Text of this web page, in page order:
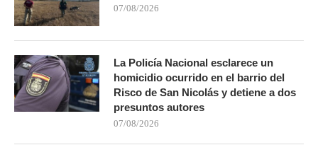
07/08/2026
La Policía Nacional esclarece un
homicidio ocurrido en el barrio del
Risco de San Nicolás y detiene a dos
presuntos autores
07/08/2026